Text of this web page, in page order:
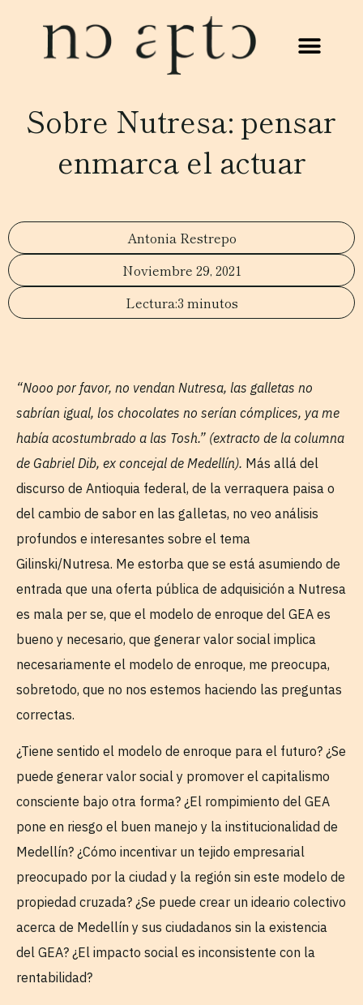
Sobre Nutresa: pensar
enmarca el actuar
Antonia Restrepo
Noviembre 29, 2021
3 minutos
“Nooo por favor, no vendan Nutresa, las galletas no
sabrían igual, los chocolates no serían cómplices, ya me
había acostumbrado a las Tosh.” (extracto de la columna
de Gabriel Dib, ex concejal de Medellín). Más allá del
discurso de Antioquia federal, de la verraquera paisa o
del cambio de sabor en las galletas, no veo análisis
profundos e interesantes sobre el tema
Gilinski/Nutresa. Me estorba que se está asumiendo de
entrada que una oferta pública de adquisición a Nutresa
es mala per se, que el modelo de enroque del GEA es
bueno y necesario, que generar valor social implica
necesariamente el modelo de enroque, me preocupa,
sobretodo, que no nos estemos haciendo las preguntas
correctas.
¿Tiene sentido el modelo de enroque para el futuro? ¿Se
puede generar valor social y promover el capitalismo
consciente bajo otra forma? ¿El rompimiento del GEA
pone en riesgo el buen manejo y la institucionalidad de
Medellín? ¿Cómo incentivar un tejido empresarial
preocupado por la ciudad y la región sin este modelo de
propiedad cruzada? ¿Se puede crear un ideario colectivo
acerca de Medellín y sus ciudadanos sin la existencia
del GEA? ¿El impacto social es inconsistente con la
rentabilidad?